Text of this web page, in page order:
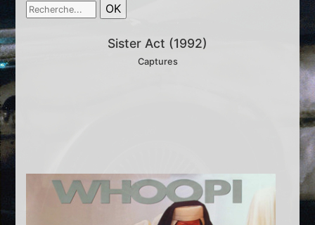
Sister Act (1992)
Captures